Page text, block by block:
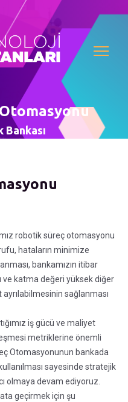
Bankası
robotik süreç otomasyonu
hataların minimize
bankamızın itibar
ve katma değeri yüksek diğer
ayrılabilmesinin sağlanması
iş gücü ve maliyet
metriklerine önemli
Otomasyonunun bankada
sayesinde stratejik
olmaya devam ediyoruz.
geçirmek için şu